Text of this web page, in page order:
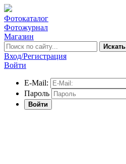
Фотокаталог
Фотожурнал
Магазин
Искать
Вход/Регистрация
Войти
E-Mail:
Пароль
Войти